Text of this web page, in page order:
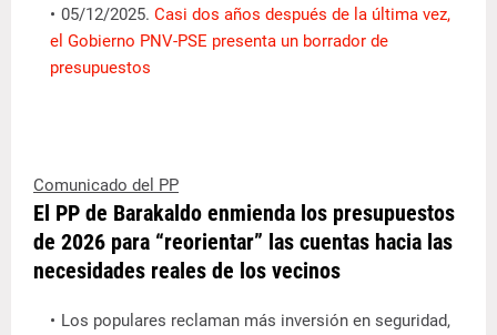
05/12/2025. Casi dos años después de la última vez,
el Gobierno PNV-PSE presenta un borrador de
presupuestos
Comunicado del PP
El PP de Barakaldo enmienda los presupuestos
de 2026 para “reorientar” las cuentas hacia las
necesidades reales de los vecinos
Los populares reclaman más inversión en seguridad,